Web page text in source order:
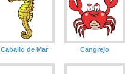
Caballo de Mar Cangrejo